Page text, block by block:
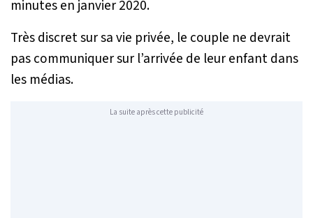
minutes en janvier 2020.
Très discret sur sa vie privée, le couple ne devrait
pas communiquer sur l’arrivée de leur enfant dans
les médias.
La suite après cette publicité